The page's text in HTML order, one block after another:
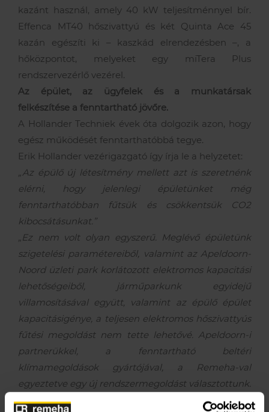
kazánt használ, amely 40 kW teljesítménnyel bír.
Effenca MT40 hőszivattyú és két Quinta Ace 45
kazán egészíti ki – kaszkád elrendezésben –, a
hőközpontot, melyeket egy miTera Plus
rendszervezérlő vezérel.
Az épület, az ügyfelek és a munkatársak
felkészítése a fenntartható jövőre.
A Hollander Techniek évek óta dolgozik azon, hogy
egész működését fenntarthatóbbá tegye.
Erik Hollander vezérigazgató így írja le a helyzetet:
„Az épülő új létesítmény mellett azt is szeretnénk
elérni, hogy jelenlegi épületünket még
fenntarthatóbban fűtsük és csökkentsük CO2
kibocsátásunkat.”
„Ez nem volt olyan egyszerű. Meglévő épületünk
szigetelési paramétereiből, valamint az Apeldoorn-
Noord üzleti park korlátozott elektromos kapacitási
lehetőségeiből, járműparkunk egyidejű
villamosításával együtt, valamint az épülő épület
kapacitásigénye, a teljesen elektromos hőszivattyús
fűtési megoldást nem tette lehetővé. Apeldoorn-i
partnerükkel, a fenntartható beltéri
klímamegoldások gyártójával, a Remeha-val
egyeztetve egy új rendszermegoldást választottunk.
Valamennyi megoldás együttesen – beleértve a